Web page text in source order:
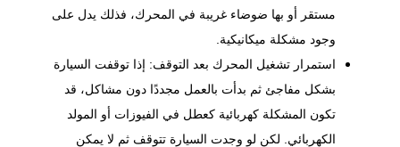
مستقر أو بها ضوضاء غريبة في المحرك، فذلك يدل على
وجود مشكلة ميكانيكية.
استمرار تشغيل المحرك بعد التوقف: إذا توقفت السيارة
بشكل مفاجئ ثم بدأت بالعمل مجددًا دون مشاكل، قد
تكون المشكلة كهربائية كعطل في الفيوزات أو المولد
الكهربائي. لكن لو وجدت السيارة تتوقف ثم لا يمكن